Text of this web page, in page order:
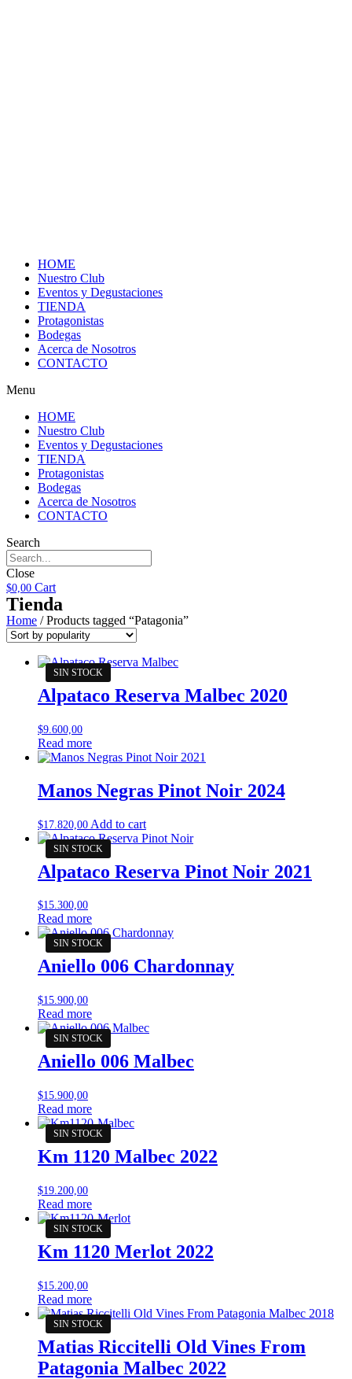
HOME
Nuestro Club
Eventos y Degustaciones
TIENDA
Protagonistas
Bodegas
Acerca de Nosotros
CONTACTO
Menu
HOME
Nuestro Club
Eventos y Degustaciones
TIENDA
Protagonistas
Bodegas
Acerca de Nosotros
CONTACTO
Search
Close
$0,00 Cart
Tienda
Home / Products tagged “Patagonia”
Alpataco Reserva Malbec 2020
$9.600,00
Read more
Manos Negras Pinot Noir 2024
$17.820,00 Add to cart
Alpataco Reserva Pinot Noir 2021
$15.300,00
Read more
Aniello 006 Chardonnay
$15.900,00
Read more
Aniello 006 Malbec
$15.900,00
Read more
Km 1120 Malbec 2022
$19.200,00
Read more
Km 1120 Merlot 2022
$15.200,00
Read more
Matias Riccitelli Old Vines From
Patagonia Malbec 2022